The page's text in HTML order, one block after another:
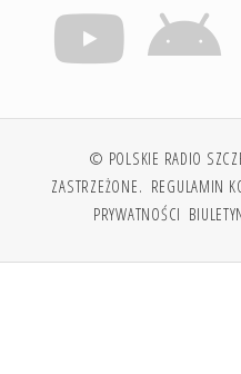
© POLSKIE RADIO
ZASTRZEŻONE. REGULAMIN
PRYWATNOŚCI